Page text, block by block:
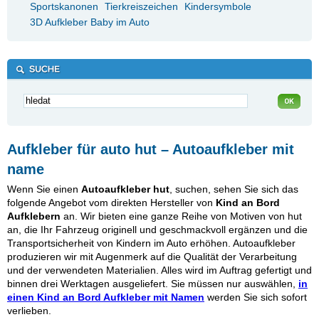
Sportskanonen
Tierkreiszeichen
Kindersymbole
3D Aufkleber Baby im Auto
Aufkleber für auto hut – Autoaufkleber mit
name
Wenn Sie einen Autoaufkleber hut , suchen, sehen Sie sich das
folgende Angebot vom direkten Hersteller von Kind an Bord
Aufklebern an. Wir bieten eine ganze Reihe von Motiven von hut
an, die Ihr Fahrzeug originell und geschmackvoll ergänzen und die
Transportsicherheit von Kindern im Auto erhöhen. Autoaufkleber
produzieren wir mit Augenmerk auf die Qualität der Verarbeitung
und der verwendeten Materialien. Alles wird im Auftrag gefertigt und
binnen drei Werktagen ausgeliefert. Sie müssen nur auswählen, in
einen Kind an Bord Aufkleber mit Namen werden Sie sich sofort
verlieben.